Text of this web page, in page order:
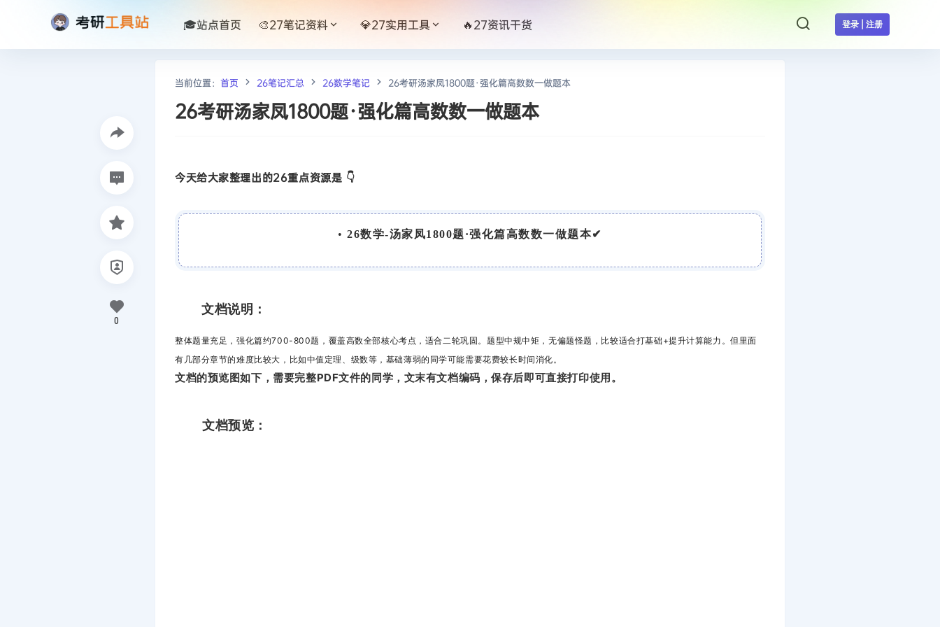
登录 | 注册
🎓站点首页 🎨27笔记资料 💎27实用工具 🔥27资讯干货
当前位置： 首页 26笔记汇总 26数学笔记 26考研汤家凤1800题·强化篇高数数一做题本
26考研汤家凤1800题·强化篇高数数一做题本
今天给大家整理出的26重点资源是 👇
•26数学-汤家凤1800题·强化篇高数数一做题本✔
文档说明：
整体题量充足，强化篇约700-800题，覆盖高数全部核心考点，适合二轮巩固。 题型中规中矩，无偏题怪题，比较适合打基础+提升计算能力。但里面
有几部分章节的难度比较大，比如中值定理、级数等，基础薄弱的同学可能需要花费较长时间消化。
文档的预览图如下，需要完整PDF文件的同学，文末有文档编码，保存后即可直接打印使用。
文档预览：
0